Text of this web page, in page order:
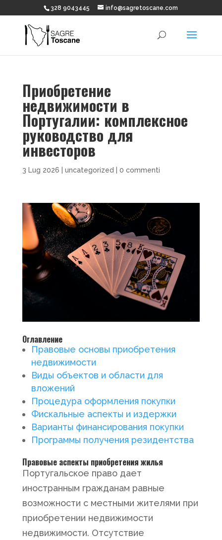
328 9043445 info@sagretoscane.com
Приобретение
недвижимости в
Португалии: комплексное
руководство для
инвесторов
3 Lug 2026 uncategorized 0 commenti
Оглавление
Правовые основы приобретения
недвижимости
Виды объектов и области для
вложений
Процедура оформления покупки
Фискальные аспекты и издержки
Варианты финансирования покупки
Программы получения резидентства
Правовые аспекты приобретения жилья
Португальское право дает
иностранным гражданам равные
возможности с местными жителями при
приобретении недвижимости
недвижимости. Отсутствие